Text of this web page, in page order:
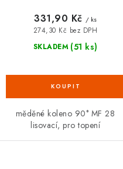
SKLADEM (51 ks)
274,30 Kč bez DPH
331,90 Kč / ks
měděné koleno 90° MF 28
lisovací, pro topení